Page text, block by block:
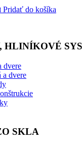
Pridať do košíka
HLINÍKOVÉ
dvere
dvere
SKLA